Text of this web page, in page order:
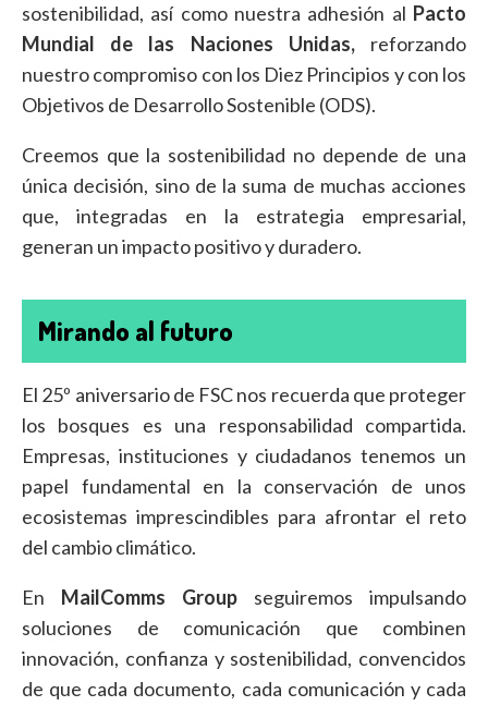
sostenibilidad, así como nuestra adhesión al Pacto
Mundial de las Naciones Unidas,reforzando
nuestro compromiso con los Diez Principios y con los
Objetivos de Desarrollo Sostenible (ODS).
Creemos que la sostenibilidad no depende de una
única decisión, sino de la suma de muchas acciones
que, integradas en la estrategia empresarial,
generan un impacto positivo y duradero.
Mirando al futuro
El 25º aniversario de FSC nos recuerda que proteger
los bosques es una responsabilidad compartida.
Empresas, instituciones y ciudadanos tenemos un
papel fundamental en la conservación de unos
ecosistemas imprescindibles para afrontar el reto
del cambio climático.
En MailComms Group seguiremos impulsando
soluciones de comunicación que combinen
innovación, confianza y sostenibilidad, convencidos
de que cada documento, cada comunicación y cada